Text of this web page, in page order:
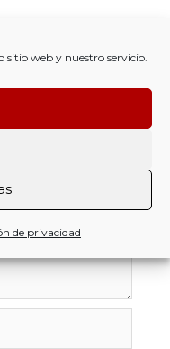
web y nuestro servicio.
de privacidad